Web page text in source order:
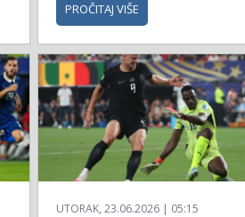
PROČITAJ VIŠE
UTORAK, 23.06.2026 | 05:15